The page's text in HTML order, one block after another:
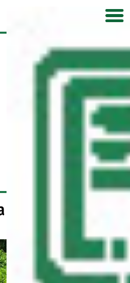
sodinukai iš